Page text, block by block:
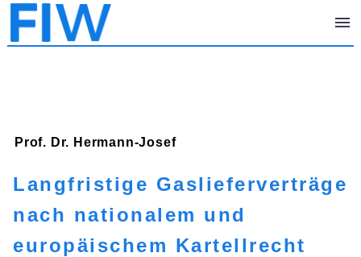
Prof. Dr. Hermann-Josef
Langfristige Gaslieferverträge
nach nationalem und
europäischem Kartellrecht